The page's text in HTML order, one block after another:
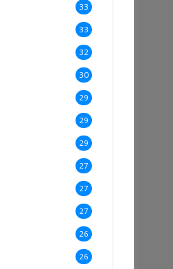
33
33
32
30
29
29
29
27
27
27
26
26